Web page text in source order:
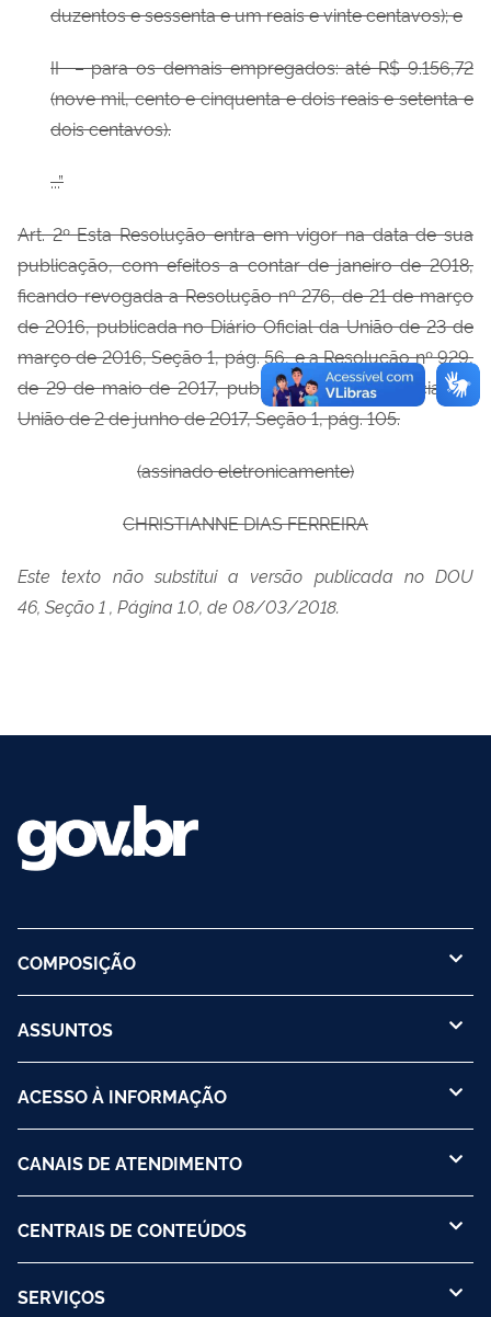
duzentos e sessenta e um reais e vinte centavos); e
II – para os demais empregados: até R$ 9.156,72
(nove mil, cento e cinquenta e dois reais e setenta e
dois centavos).
...”
Art. 2º Esta Resolução entra em vigor na data de sua
publicação, com efeitos a contar de janeiro de 2018,
ficando revogada a Resolução nº 276, de 21 de março
de 2016, publicada no Diário Oficial da União de 23 de
março de 2016, Seção 1, pág. 56, e a Resolução nº 929,
de 29 de maio de 2017, publicada no Diário Oficial da
União de 2 de junho de 2017, Seção 1, pág. 105.
(assinado eletronicamente)
CHRISTIANNE DIAS FERREIRA
Este texto não substitui a versão publicada no DOU
46, Seção 1 , Página 1.0, de 08/03/2018.
COMPOSIÇÃO
ASSUNTOS
ACESSO À INFORMAÇÃO
CANAIS DE ATENDIMENTO
CENTRAIS DE CONTEÚDOS
SERVIÇOS